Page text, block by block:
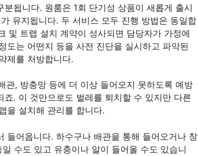
됩니다. 원룸은 1회 단기성 상품이 새롭게 출시
유지됩니다. 두 서비스 모두 진행 방법은 동일합
및 트랩 설치 계약이 성사되면 담당자가 가정에
도는 어떤지 등을 사전 진단을 실시하고 파악된
제를 처방합니다.
, 방충망 등에 더 이상 들어오지 못하도록 예방
. 이 것만으로도 벌레를 퇴치할 수 있지만 다른
을 설치해 관리를 합니다.
들어옵니다. 하수구나 배관을 통해 들어오거나 창
수도 있고 유충이나 알이 들어올 수도 있습니